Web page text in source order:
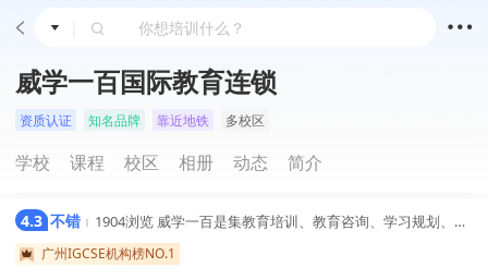
威学一百国际教育连锁
资质认证 知名品牌 靠近地铁 多校区
学校 课程 校区 相册 动态 简介
4.3 不错 | 1904浏览 威学一百是集教育培训、教育咨询、学习规划、图书出版为一体的国际教育集团，旨在培养综合性国际化人才。经过多年深耕与发展，威学一百在全国多个城市成立中心，且形成国际教育领域的全面产品矩阵，为不同国际课程体系的全年龄段学员提供各类考试课程、综合能力提升辅导、海外课程培训及论文指导和海外家庭学习规划等综合性服务。威学一百现以全人教育为自身理念，为培养国际化人才而努力。
广州IGCSE机构榜NO.1